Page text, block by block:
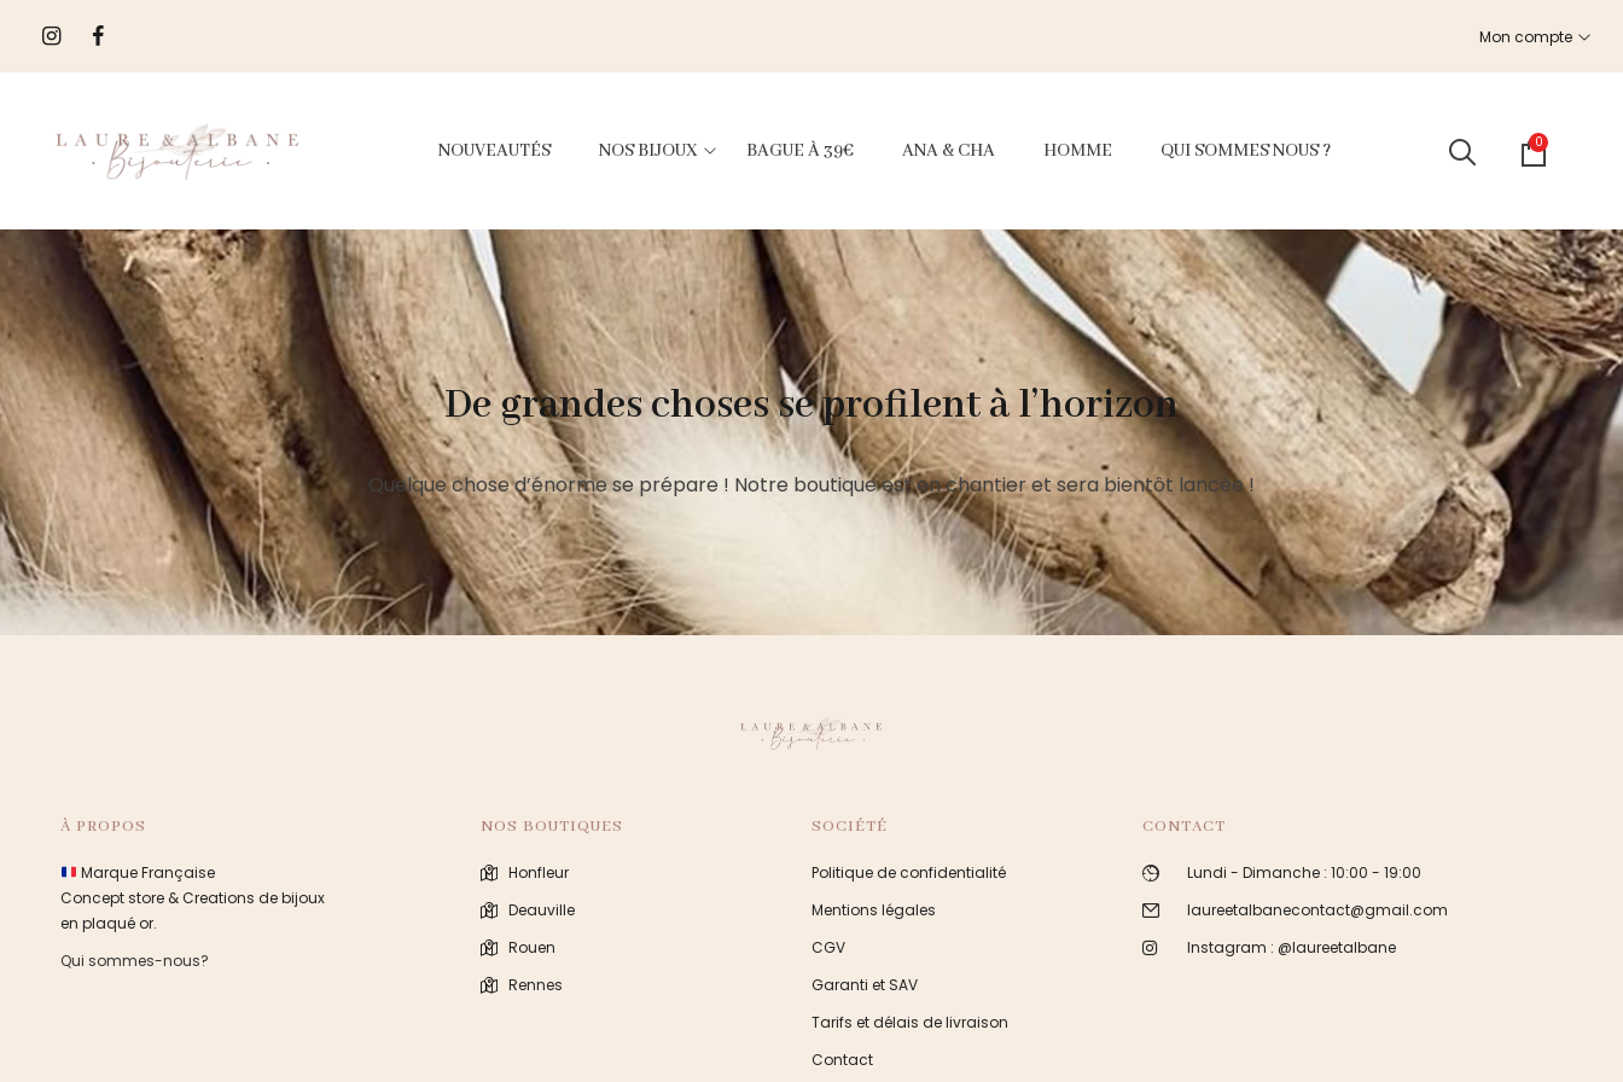
Mon compte
NOUVEAUTÉS NOS BIJOUX BAGUE À 39€ ANA & CHA HOMME QUI SOMMES NOUS ? 0
De grandes choses se profilent à l’horizon
Quelque chose d’énorme se prépare ! Notre boutique est en chantier et sera bientôt lancée !
À PROPOS
Marque Française
Concept store & Creations de bijoux
en plaqué or.
Qui sommes-nous?
NOS BOUTIQUES
Honfleur
Deauville
Rouen
Rennes
SOCIÉTÉ
Politique de confidentialité
Mentions légales
CGV
Garanti et SAV
Tarifs et délais de livraison
Contact
CONTACT
Lundi - Dimanche : 10:00 - 19:00
laureetalbanecontact@gmail.com
Instagram : @laureetalbane